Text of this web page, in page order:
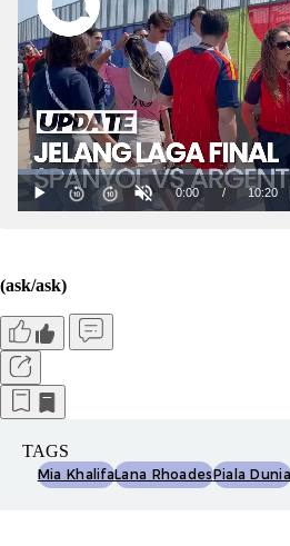
(ask/ask)
TAGS
Mia KhalifaLana RhoadesPiala Dunia